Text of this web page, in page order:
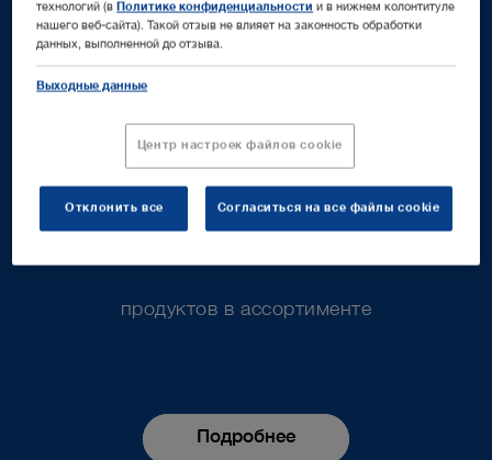
представительств в 50+ странах
7000
продуктов в ассортименте
Подробнее
технологий (вПолитике конфиденциальности и в нижнем колонтитуле
нашего веб-сайта). Такой отзыв не влияет на законность обработки
данных, выполненной до отзыва.
Выходные данные
Центр настроек файлов cookie
Отклонить все Согласиться на все файлы cookie